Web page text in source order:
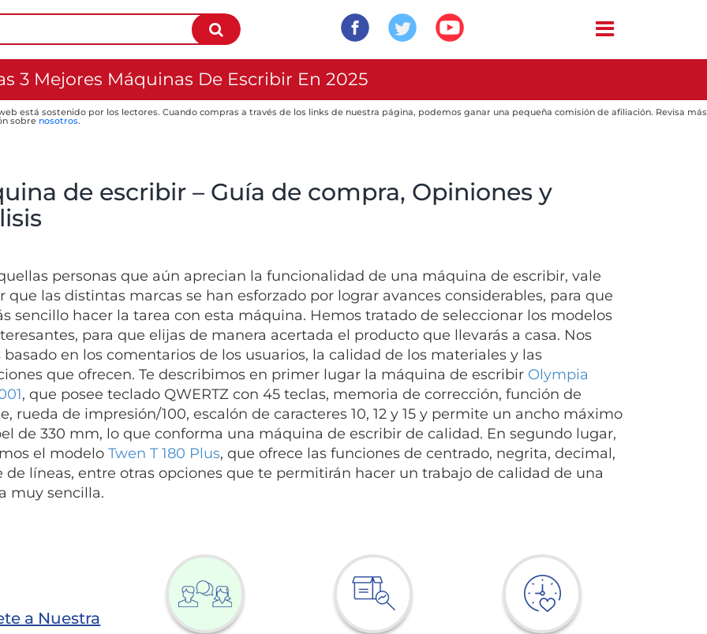
3 Mejores Máquinas De Escribir En 2025
está sostenido por los lectores. Cuando compras a través de los links de nuestra página, podemos ganar una pequeña comisión de afiliación. Revisa más
sobre nosotros.
de escribir – Guía de compra, Opiniones y
personas que aún aprecian la funcionalidad de una máquina de escribir, vale
que las distintas marcas se han esforzado por lograr avances considerables, para que
sencillo hacer la tarea con esta máquina. Hemos tratado de seleccionar los modelos
para que elijas de manera acertada el producto que llevarás a casa. Nos
basado en los comentarios de los usuarios, la calidad de los materiales y las
que ofrecen. Te describimos en primer lugar la máquina de escribir Olympia
, que posee teclado QWERTZ con 45 teclas, memoria de corrección, función de
rueda de impresión/100, escalón de caracteres 10, 12 y 15 y permite un ancho máximo
de 330 mm, lo que conforma una máquina de escribir de calidad. En segundo lugar,
el modelo Twen T 180 Plus, que ofrece las funciones de centrado, negrita, decimal,
de líneas, entre otras opciones que te permitirán hacer un trabajo de calidad de una
muy sencilla.
a Nuestra